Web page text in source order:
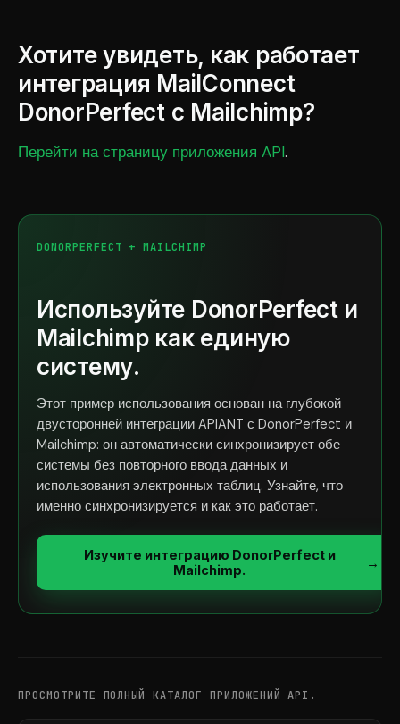
Хотите увидеть, как работает
интеграция MailConnect
DonorPerfect с Mailchimp?
Перейти на страницу приложения API.
DONORPERFECT + MAILCHIMP
Используйте DonorPerfect и
Mailchimp как единую
систему.
Этот пример использования основан на глубокой
двусторонней интеграции APIANT с DonorPerfect и
Mailchimp: он автоматически синхронизирует обе
системы без повторного ввода данных и
использования электронных таблиц. Узнайте, что
именно синхронизируется и как это работает.
Изучите интеграцию DonorPerfect и
Mailchimp.
→
ПРОСМОТРИТЕ ПОЛНЫЙ КАТАЛОГ ПРИЛОЖЕНИЙ API.